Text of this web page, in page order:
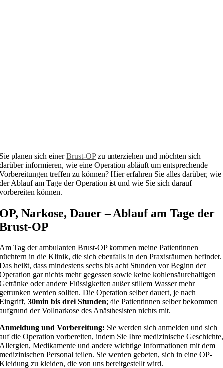
Sie planen sich einerBrust-OPzu unterziehen und möchten sich
darüber informieren, wie eine Operation abläuft um entsprechende
Vorbereitungen treffen zu können? Hier erfahren Sie alles darüber, wie
der Ablauf am Tage der Operation ist und wie Sie sich darauf
vorbereiten können.
OP, Narkose, Dauer – Ablauf am Tage der
Brust-OP
Am Tag der ambulanten Brust-OP kommen meine Patientinnen
nüchtern in die Klinik, die sich ebenfalls in den Praxisräumen befindet.
Das heißt, dass mindestens sechs bis acht Stunden vor Beginn der
Operation gar nichts mehr gegessen sowie keine kohlensäurehaltigen
Getränke oder andere Flüssigkeiten außer stillem Wasser mehr
getrunken werden sollten. Die Operation selber dauert, je nach
Eingriff,30min bis drei Stunden; die Patientinnen selber bekommen
aufgrund der Vollnarkose des Anästhesisten nichts mit.
Anmeldung und Vorbereitung: Sie werden sich anmelden und sich
auf die Operation vorbereiten, indem Sie Ihre medizinische Geschichte,
Allergien, Medikamente und andere wichtige Informationen mit dem
medizinischen Personal teilen. Sie werden gebeten, sich in eine OP-
Kleidung zu kleiden, die von uns bereitgestellt wird.